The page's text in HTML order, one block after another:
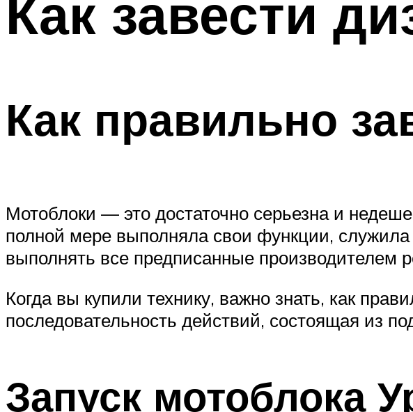
Как завести
Как правильно
Мотоблоки — это достаточно серьезна и
полной мере выполняла свои функции,
выполнять все предписанные производителем
Когда вы купили технику, важно знать, как
последовательность действий, состоящая из
Запуск мотоблока